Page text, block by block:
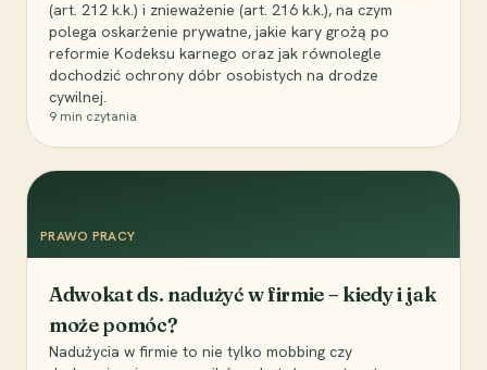
(art. 212 k.k.) i znieważenie (art. 216 k.k.), na czym
polega oskarżenie prywatne, jakie kary grożą po
reformie Kodeksu karnego oraz jak równolegle
dochodzić ochrony dóbr osobistych na drodze
cywilnej.
9 min czytania
PRAWO PRACY
Adwokat ds. nadużyć w firmie – kiedy i jak
może pomóc?
Nadużycia w firmie to nie tylko mobbing czy